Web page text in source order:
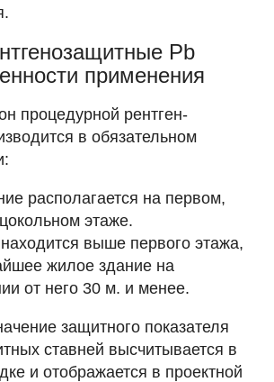
Pb
применения
процедурной рентген-
в обязательном
располагается на первом,
этаже.
находится выше первого этажа,
жилое здание на
от него 30 м. и менее.
защитного показателя
ставней высчитывается в
и отображается в проектной